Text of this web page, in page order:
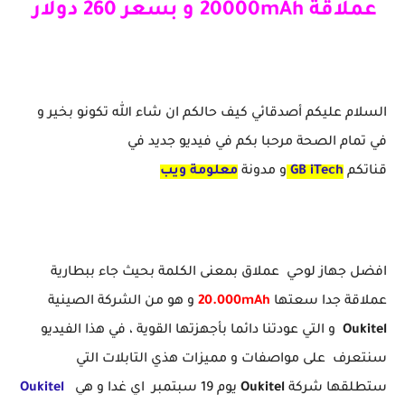
عملاقة 20000mAh و بسعر 260 دولار
السلام عليكم أصدقائي كيف حالكم ان شاء الله تكونو بخير و
في تمام الصحة مرحبا بكم في فيديو جديد في
قناتكم
GB iTech و مدونة معلومة ويب
افضل جهاز لوحي عملاق بمعنى الكلمة بحيث جاء ببطارية
عملاقة جدا سعتها 20.000mAh و هو من الشركة الصينية
Oukitel و التي عودتنا دائما بأجهزتها القوية ، في هذا الفيديو
سنتعرف على مواصفات و مميزات هذي التابلات التي
ستطلقها شركة Oukitel يوم 19 سبتمبر اي غدا و هي
Oukitel